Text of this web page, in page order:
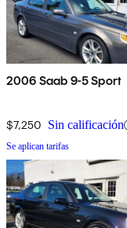
2006 Saab 9-5 Sport
$7,250 Sin calificación
Se aplican tarifas